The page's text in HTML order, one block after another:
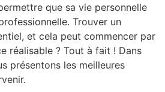
que sa vie personnelle
Trouver un
et cela peut commencer par
réalisable ? Tout à fait ! Dans
présentons les meilleures